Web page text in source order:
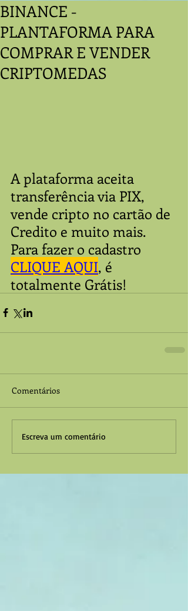
BINANCE -
PLANTAFORMA PARA
COMPRAR E VENDER
CRIPTOMEDAS
A plataforma aceita
transferência via PIX,
vende cripto no cartão de
Credito e muito mais.
Para fazer o cadastro
CLIQUE AQUI, é
totalmente Grátis!
Comentários
Escreva um comentário